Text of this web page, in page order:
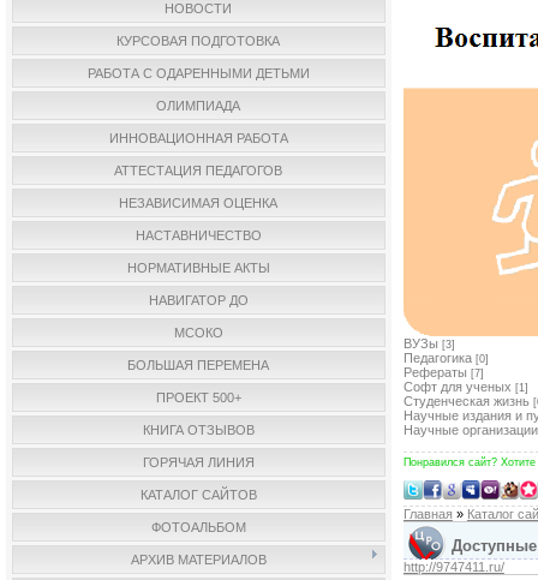
НОВОСТИ
КУРСОВАЯ ПОДГОТОВКА
РАБОТА С ОДАРЕННЫМИ ДЕТЬМИ
ОЛИМПИАДА
ИННОВАЦИОННАЯ РАБОТА
АТТЕСТАЦИЯ ПЕДАГОГОВ
НЕЗАВИСИМАЯ ОЦЕНКА
НАСТАВНИЧЕСТВО
НОРМАТИВНЫЕ АКТЫ
НАВИГАТОР ДО
МСОКО
БОЛЬШАЯ ПЕРЕМЕНА
ПРОЕКТ 500+
КНИГА ОТЗЫВОВ
ГОРЯЧАЯ ЛИНИЯ
КАТАЛОГ САЙТОВ
ФОТОАЛЬБОМ
АРХИВ МАТЕРИАЛОВ
ВУЗы [3]
Педагогика [0]
Рефераты [7]
Софт для ученых [1]
Студенческая жизнь
Научные издания и
Научные организации
Понравился сайт?
Главная » Каталог
http://9747411.ru/